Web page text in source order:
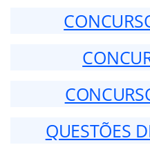
QUESTÕES